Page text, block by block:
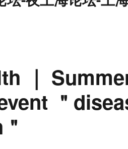
｜
＂